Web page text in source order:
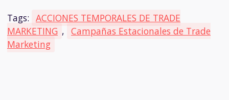
Tags: ACCIONES TEMPORALES DE TRADE
MARKETING , Campañas Estacionales de Trade
Marketing